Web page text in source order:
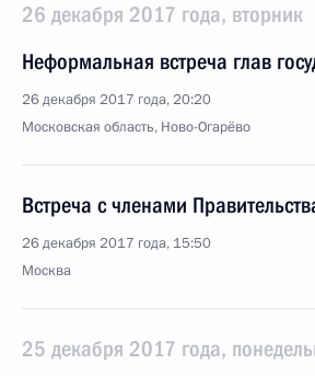
26 декабря 2017 года, вторник
Неформальная встреча глав
26 декабря 2017 года, 20:20
Московская область, Ново-Огарёво
Встреча с членами
26 декабря 2017 года, 15:50
Москва
25 декабря 2017 года,